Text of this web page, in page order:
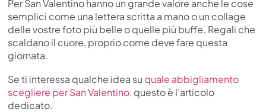
Per San Valentino hanno un grande valore anche le cose
semplici come una lettera scritta a mano o un collage
delle vostre foto più belle o quelle più buffe. Regali che
scaldano il cuore, proprio come deve fare questa
giornata.
Se ti interessa qualche idea su quale abbigliamento
scegliere per San Valentino, questo è l’articolo
dedicato.